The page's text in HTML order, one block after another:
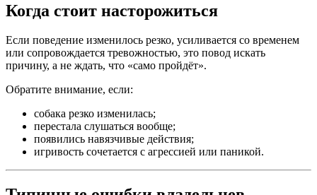
Когда стоит насторожиться
Если поведение изменилось резко, усиливается со временем
или сопровождается тревожностью, это повод искать
причину, а не ждать, что «само пройдёт».
Обратите внимание, если:
собака резко изменилась;
перестала слушаться вообще;
появились навязчивые действия;
игривость сочетается с агрессией или паникой.